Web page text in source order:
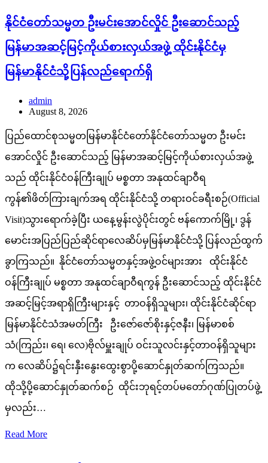
နိုင်ငံတော်သမ္မတ ဦးမင်းအောင်လှိုင် ဦးဆောင်သည့်
မြန်မာအဆင့်မြင့်ကိုယ်စားလှယ်အဖွဲ့ ထိုင်းနိုင်ငံမှ
မြန်မာနိုင်ငံသို့ပြန်လည်ရောက်ရှိ
admin
August 8, 2026
ပြည်ထောင်စုသမ္မတမြန်မာနိုင်ငံတော်နိုင်ငံတော်သမ္မတ ဦးမင်း
အောင်လှိုင် ဦးဆောင်သည့် မြန်မာအဆင့်မြင့်ကိုယ်စားလှယ်အဖွဲ့
သည် ထိုင်းနိုင်ငံဝန်ကြီးချုပ် မစ္စတာ အနုထင်ချာဝီရ
ကွန်၏ဖိတ်ကြားချက်အရ ထိုင်းနိုင်ငံသို့ တရားဝင်ခရီးစဉ်(Official
Visit)သွားရောက်ခဲ့ပြီး ယနေ့မွန်းလွဲပိုင်းတွင် ဗန်ကောက်မြို့၊ ဒွန်
မောင်းအပြည်ပြည်ဆိုင်ရာလေဆိပ်မှမြန်မာနိုင်ငံသို့ ပြန်လည်ထွက်
ခွာကြသည်။ နိုင်ငံတော်သမ္မတနှင့်အဖွဲ့ဝင်များအား ထိုင်းနိုင်ငံ
ဝန်ကြီးချုပ် မစ္စတာ အနုထင်ချာဝီရကွန် ဦးဆောင်သည့် ထိုင်းနိုင်ငံ
အဆင့်မြင့်အရာရှိကြီးများနှင့် တာဝန်ရှိသူများ၊ ထိုင်းနိုင်ငံဆိုင်ရာ
မြန်မာနိုင်ငံသံအမတ်ကြီး ဦးဇော်ဇော်စိုးနှင့်ဇနီး၊ မြန်မာစစ်
သံ(ကြည်း၊ ရေ၊ လေ)ဗိုလ်မှူးချုပ် ဝင်းသူလင်းနှင့်တာဝန်ရှိသူများ
က လေဆိပ်၌ရင်းနှီးနွေးထွေးစွာပို့ဆောင်နှုတ်ဆက်ကြသည်။
ထိုသို့ပို့ဆောင်နှုတ်ဆက်စဉ် ထိုင်းဘုရင့်တပ်မတော်ဂုဏ်ပြုတပ်ဖွဲ့
မှလည်း…
Read More